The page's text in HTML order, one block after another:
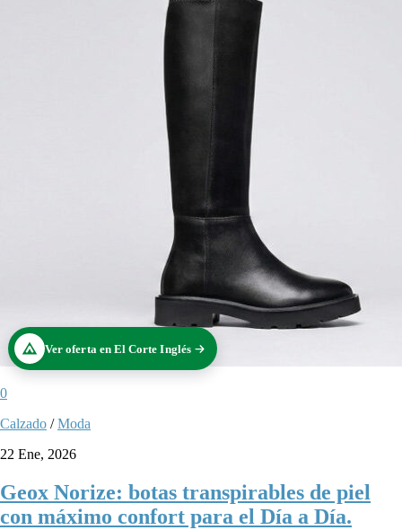
Ver oferta en El Corte Inglés
0
Calzado /Moda
22 Ene, 2026
Geox Norize: botas transpirables de piel
con máximo confort para el Día a Día.